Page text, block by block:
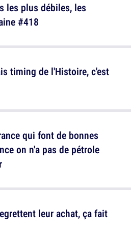
timing de l'Histoire, c'est
leur achat, ça fait
les plus débiles, les
#418
qui font de bonnes
on n'a pas de pétrole